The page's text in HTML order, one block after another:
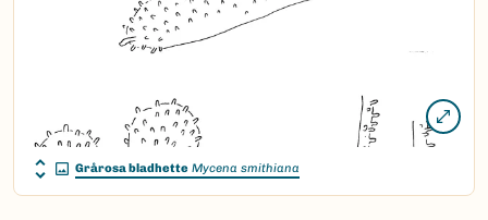
Grårosa bladhette Mycena smithiana